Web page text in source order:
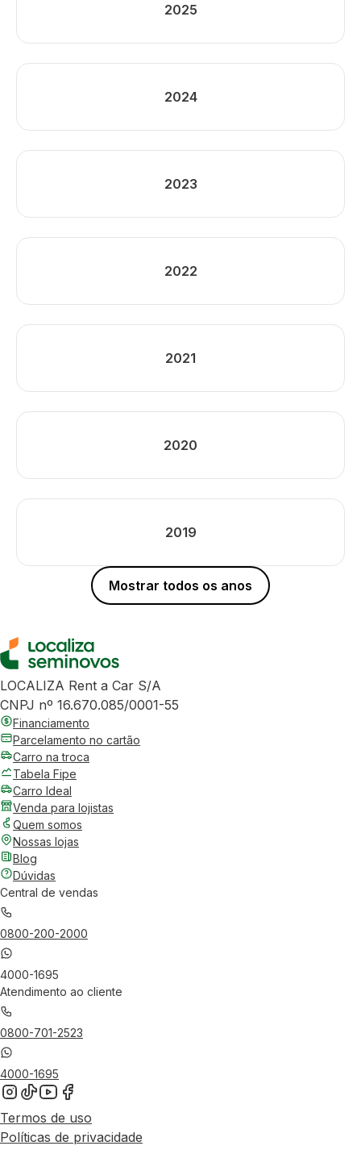
2025
2024
2023
2022
2021
2020
2019
Mostrar todos os anos
LOCALIZA Rent a Car S/A
CNPJ nº 16.670.085/0001-55
Financiamento
Parcelamento no cartão
Carro na troca
Tabela Fipe
Carro Ideal
Venda para lojistas
Quem somos
Nossas lojas
Blog
Dúvidas
Central de vendas
0800-200-2000
4000-1695
Atendimento ao cliente
0800-701-2523
4000-1695
Termos de uso
Políticas de privacidade